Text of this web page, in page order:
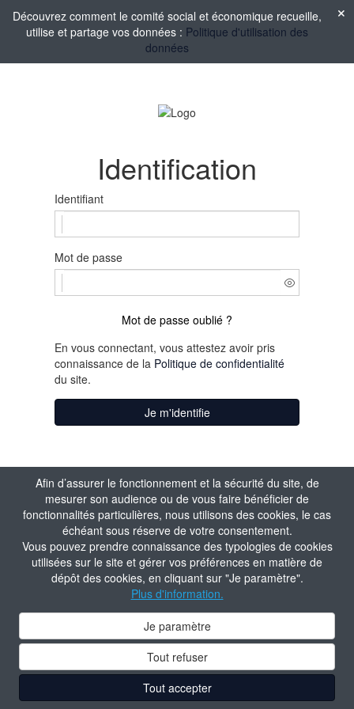
Afin d’assurer le fonctionnement et la sécurité du site, de
mesurer son audience ou de vous faire bénéficier de
fonctionnalités particulières, nous utilisons des cookies, le cas
échéant sous réserve de votre consentement.
Vous pouvez prendre connaissance des typologies de cookies
utilisées sur le site et gérer vos préférences en matière de
dépôt des cookies, en cliquant sur "Je paramètre".
Plus d'information.
Je paramètre
Tout refuser
Tout accepter
Découvrez comment le comité social et économique recueille,
utilise et partage vos données : Politique d'utilisation des
données
Identification
Identifiant
Mot de passe
Mot de passe oublié ?
En vous connectant, vous attestez avoir pris
connaissance de la Politique de confidentialité
du site.
Je m'identifie